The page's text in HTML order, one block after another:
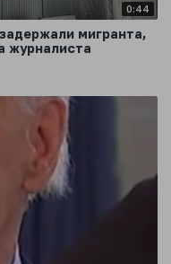
0:44
мигранта,
журналиста